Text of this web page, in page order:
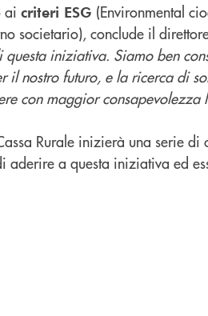
ai criteri ESG (Environmental
societario), conclude il
iniziativa. Siamo ben
il nostro futuro, e la ricerca di
con maggior consapevolezza
Rurale inizierà una serie di
aderire a questa iniziativa ed